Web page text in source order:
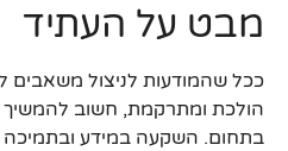
מבט על העתיד
ככל שהמודעות לניצול משאבים
הולכת ומתרקמת, חשוב להמשיך
בתחום. השקעה במידע ובתמיכה